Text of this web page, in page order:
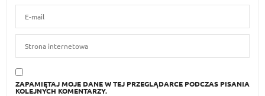
ZAPAMIĘTAJ MOJE DANE W TEJ PRZEGLĄDARCE PODCZAS PISANIA
KOLEJNYCH KOMENTARZY.